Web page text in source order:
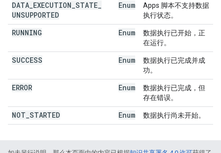
DATA EXECUTION STATE
UNSUPPORTED
Enum
Apps 脚本不支持数据
执行状态。
RUNNING Enum
数据执行已开始，正
在运行。
SUCCESS Enum
数据执行已完成并成
功。
ERROR Enum
数据执行已完成，但
存在错误。
NOT STARTED Enum 数据执行尚未开始。